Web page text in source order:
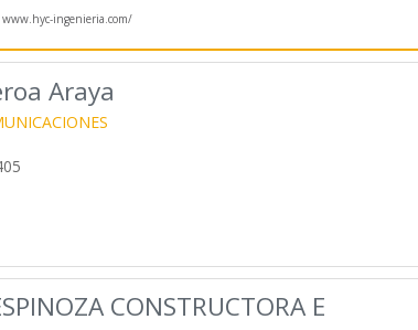
www.hyc-ingenieria.com/
Araya
CONSTRUCTORA E